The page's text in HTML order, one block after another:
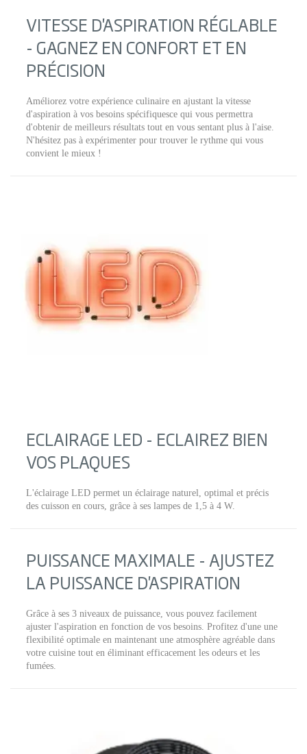
VITESSE D'ASPIRATION RÉGLABLE
- GAGNEZ EN CONFORT ET EN
PRÉCISION
Améliorez votre expérience culinaire en ajustant la vitesse
d'aspiration à vos besoins spécifiquesce qui vous permettra
d'obtenir de meilleurs résultats tout en vous sentant plus à l'aise.
N'hésitez pas à expérimenter pour trouver le rythme qui vous
convient le mieux !
ECLAIRAGE LED - ECLAIREZ BIEN
VOS PLAQUES
L'éclairage LED permet un éclairage naturel, optimal et précis
des cuisson en cours, grâce à ses lampes de 1,5 à 4 W.
PUISSANCE MAXIMALE - AJUSTEZ
LA PUISSANCE D'ASPIRATION
Grâce à ses 3 niveaux de puissance, vous pouvez facilement
ajuster l'aspiration en fonction de vos besoins. Profitez d'une une
flexibilité optimale en maintenant une atmosphère agréable dans
votre cuisine tout en éliminant efficacement les odeurs et les
fumées.